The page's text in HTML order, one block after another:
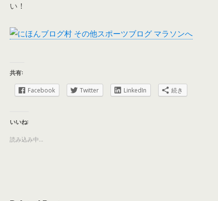
い！
共有:
Facebook Twitter LinkedIn 続き
いいね:
読み込み中...